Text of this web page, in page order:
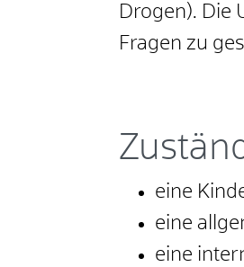
Drogen). Die
Fragen zu
eine
eine
eine